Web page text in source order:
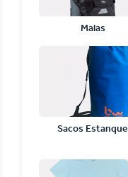
Malas
Sacos Estanque